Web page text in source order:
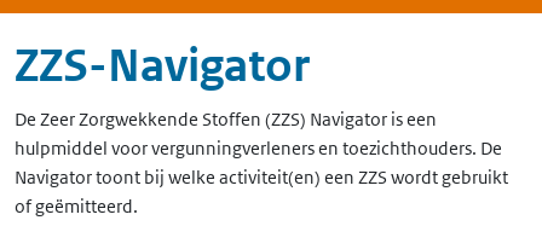
ZZS-Navigator
De Zeer Zorgwekkende Stoffen (ZZS) Navigator is een
hulpmiddel voor vergunningverleners en toezichthouders. De
Navigator toont bij welke activiteit(en) een ZZS wordt gebruikt
of geëmitteerd.